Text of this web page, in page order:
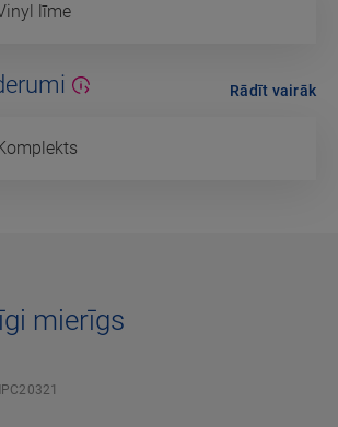
līme
Rādīt vairāk
mierīgs